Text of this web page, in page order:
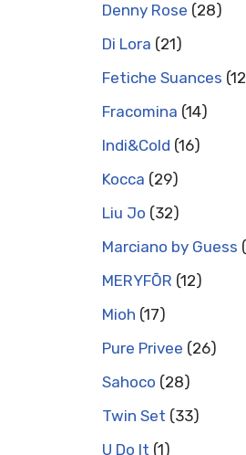
Denny Rose 28
Di Lora 21
Fetiche Suances 12
Fracomina 14
Indi&Cold 16
Kocca 29
Liu Jo 32
Marciano by Guess
MERYFŌR 12
Mioh 17
Pure Privee 26
Sahoco 28
Twin Set 33
U Do It 1